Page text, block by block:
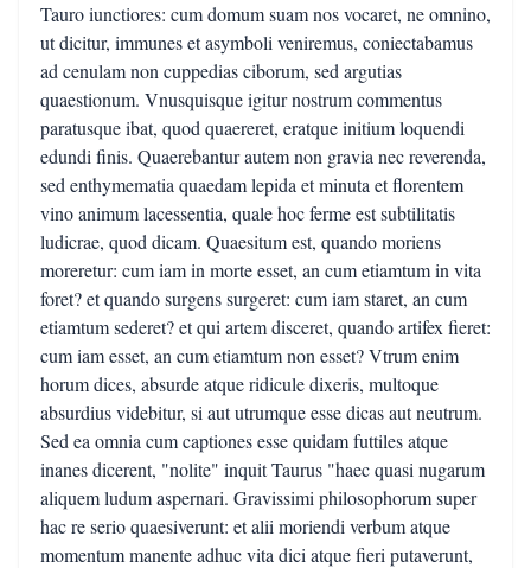
Tauro iunctiores: cum domum suam nos vocaret, ne omnino,
ut dicitur, immunes et asymboli veniremus, coniectabamus
ad cenulam non cuppedias ciborum, sed argutias
quaestionum. Vnusquisque igitur nostrum commentus
paratusque ibat, quod quaereret, eratque initium loquendi
edundi finis. Quaerebantur autem non gravia nec reverenda,
sed enthymematia quaedam lepida et minuta et florentem
vino animum lacessentia, quale hoc ferme est subtilitatis
ludicrae, quod dicam. Quaesitum est, quando moriens
moreretur: cum iam in morte esset, an cum etiamtum in vita
foret? et quando surgens surgeret: cum iam staret, an cum
etiamtum sederet? et qui artem disceret, quando artifex fieret:
cum iam esset, an cum etiamtum non esset? Vtrum enim
horum dices, absurde atque ridicule dixeris, multoque
absurdius videbitur, si aut utrumque esse dicas aut neutrum.
Sed ea omnia cum captiones esse quidam futtiles atque
inanes dicerent, "nolite" inquit Taurus "haec quasi nugarum
aliquem ludum aspernari. Gravissimi philosophorum super
hac re serio quaesiverunt: et alii moriendi verbum atque
momentum manente adhuc vita dici atque fieri putaverunt,